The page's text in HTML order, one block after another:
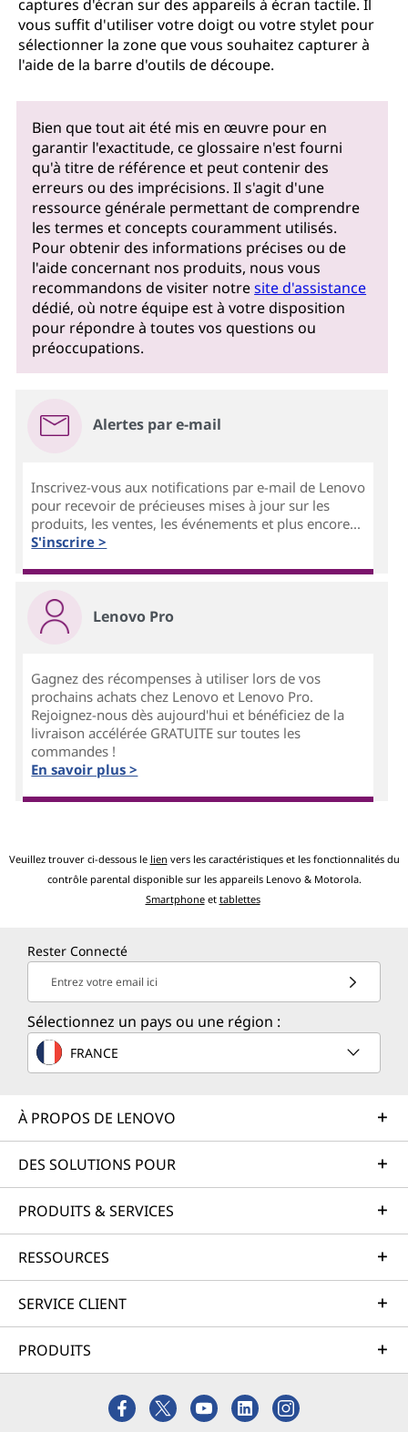
captures d'écran sur des appareils à écran tactile. Il
vous suffit d'utiliser votre doigt ou votre stylet pour
sélectionner la zone que vous souhaitez capturer à
l'aide de la barre d'outils de découpe.
Bien que tout ait été mis en œuvre pour en
garantir l'exactitude, ce glossaire n'est fourni
qu'à titre de référence et peut contenir des
erreurs ou des imprécisions. Il s'agit d'une
ressource générale permettant de comprendre
les termes et concepts couramment utilisés.
Pour obtenir des informations précises ou de
l'aide concernant nos produits, nous vous
recommandons de visiter notresite d'assistance
dédié, où notre équipe est à votre disposition
pour répondre à toutes vos questions ou
préoccupations.
Alertes par e-mail
Inscrivez-vous aux notifications par e-mail de Lenovo
pour recevoir de précieuses mises à jour sur les
produits, les ventes, les événements et plus encore...
S'inscrire >
Lenovo Pro
Gagnez des récompenses à utiliser lors de vos
prochains achats chez Lenovo et Lenovo Pro.
Rejoignez-nous dès aujourd'hui et bénéficiez de la
livraison accélérée GRATUITE sur toutes les
commandes !
En savoir plus >
Veuillez trouver ci-dessous le lien vers les caractéristiques et les fonctionnalités du
contrôle parental disponible sur les appareils Lenovo & Motorola.
Smartphoneet tablettes
Rester Connecté
Entrez votre email ici
Sélectionnez un pays ou une région :
FRANCE
À PROPOS DE LENOVO
DES SOLUTIONS POUR
PRODUITS & SERVICES
RESSOURCES
SERVICE CLIENT
PRODUITS